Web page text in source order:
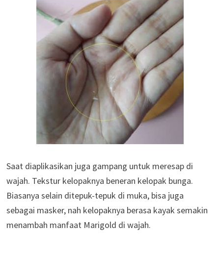
Saat diaplikasikan juga gampang untuk meresap di
wajah. Tekstur kelopaknya beneran kelopak bunga.
Biasanya selain ditepuk-tepuk di muka, bisa juga
sebagai masker, nah kelopaknya berasa kayak semakin
menambah manfaat Marigold di wajah.